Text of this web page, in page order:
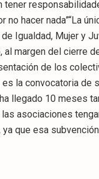
tener
no hacer nada”“La
Igualdad, Mujer y
al margen del cierre
de los
la convocatoria de
llegado 10 meses
asociaciones
que esa